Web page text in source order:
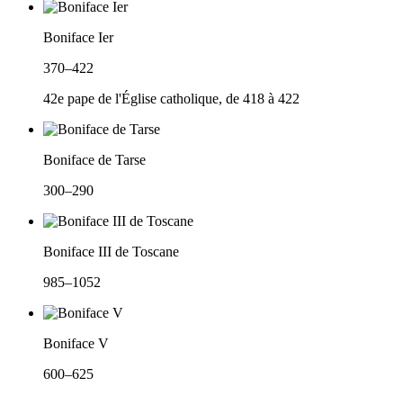
Boniface Ier
370–422
42e pape de l'Église catholique, de 418 à 422
Boniface de Tarse
300–290
Boniface III de Toscane
985–1052
Boniface V
600–625